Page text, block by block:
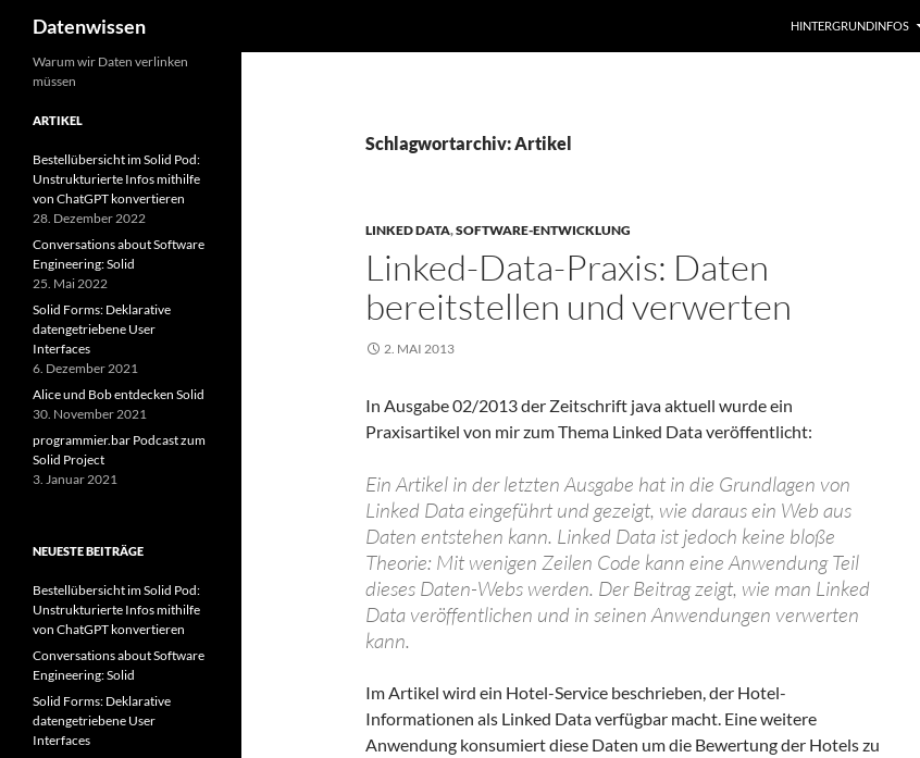
Zum
Inhalt
springen
Datenwissen HINTERGRUNDINFOS
Schlagwortarchiv: Artikel
LINKED DATA,SOFTWARE-ENTWICKLUNG
Linked-Data-Praxis: Daten
bereitstellen und verwerten
2. MAI 2013
In Ausgabe 02/2013 der Zeitschrift java aktuell wurde ein
Praxisartikel von mir zum Thema Linked Data veröffentlicht:
Ein Artikel in der letzten Ausgabe hat in die Grundlagen von
Linked Data eingeführt und gezeigt, wie daraus ein Web aus
Daten entstehen kann. Linked Data ist jedoch keine bloße
Theorie: Mit wenigen Zeilen Code kann eine Anwendung Teil
dieses Daten-Webs werden. Der Beitrag zeigt, wie man Linked
Data veröffentlichen und in seinen Anwendungen verwerten
kann.
Im Artikel wird ein Hotel-Service beschrieben, der Hotel-
Informationen als Linked Data verfügbar macht. Eine weitere
Anwendung konsumiert diese Daten um die Bewertung der Hotels zu
Warum wir Daten verlinken
müssen
ARTIKEL
Bestellübersicht im Solid Pod:
Unstrukturierte Infos mithilfe
von ChatGPT konvertieren
28. Dezember 2022
Conversations about Software
Engineering: Solid
25. Mai 2022
Solid Forms: Deklarative
datengetriebene User
Interfaces
6. Dezember 2021
Alice und Bob entdecken Solid
30. November 2021
programmier.bar Podcast zum
Solid Project
3. Januar 2021
NEUESTE BEITRÄGE
Bestellübersicht im Solid Pod:
Unstrukturierte Infos mithilfe
von ChatGPT konvertieren
Conversations about Software
Engineering: Solid
Solid Forms: Deklarative
datengetriebene User
Interfaces